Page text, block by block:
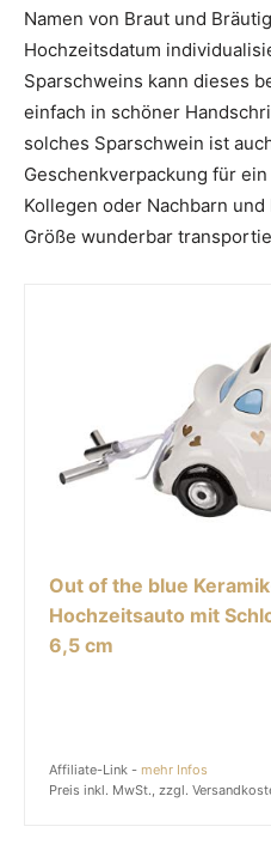
Namen von Braut und
Hochzeitsdatum
Sparschweins kann dieses
einfach in schöner
solches Sparschwein ist
Geschenkverpackung für
Kollegen oder Nachbarn
Größe wunderbar
Out of the blue
Hochzeitsauto mit
6,5 cm
Affiliate-Link - mehr Infos
Preis inkl. MwSt., zzgl.